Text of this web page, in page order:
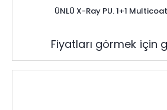
ÜNLÜ X-Ray PU. 1+1
Fiyatları görmek için